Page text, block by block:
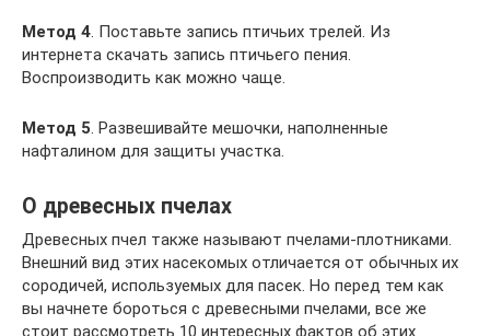
Метод 4 . Поставьте запись птичьих трелей. Из
интернета скачать запись птичьего пения.
Воспроизводить как можно чаще.
Метод 5 . Развешивайте мешочки, наполненные
нафталином для защиты участка.
О древесных пчелах
Древесных пчел также называют пчелами-плотниками.
Внешний вид этих насекомых отличается от обычных их
сородичей, используемых для пасек. Но перед тем как
вы начнете бороться с древесными пчелами, все же
стоит рассмотреть 10 интересных фактов об этих